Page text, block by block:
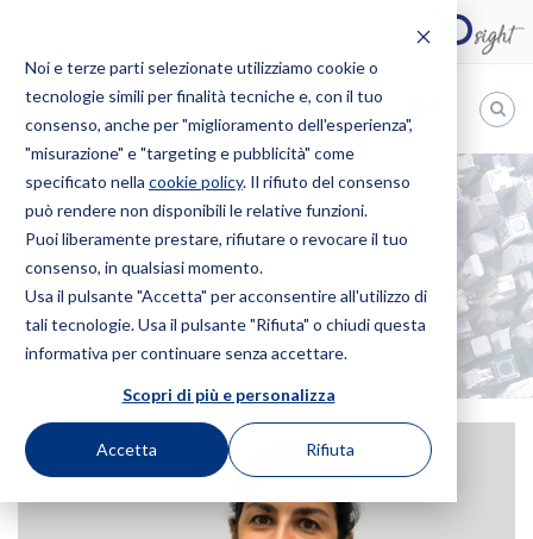
Noi e terze parti selezionate utilizziamo cookie o
tecnologie simili per finalità tecniche e, con il tuo
consenso, anche per "miglioramento dell'esperienza",
"misurazione" e "targeting e pubblicità" come
specificato nella cookie policy. Il rifiuto del consenso
può rendere non disponibili le relative funzioni.
Puoi liberamente prestare, rifiutare o revocare il tuo
consenso, in qualsiasi momento.
Usa il pulsante "Accetta" per acconsentire all'utilizzo di
tali tecnologie. Usa il pulsante "Rifiuta" o chiudi questa
informativa per continuare senza accettare.
Scopri di più e personalizza
Accetta Rifiuta
Bugnion
The
way
HOME PROFESSIONISTI ROSA MOSCA
Rosa Mosca